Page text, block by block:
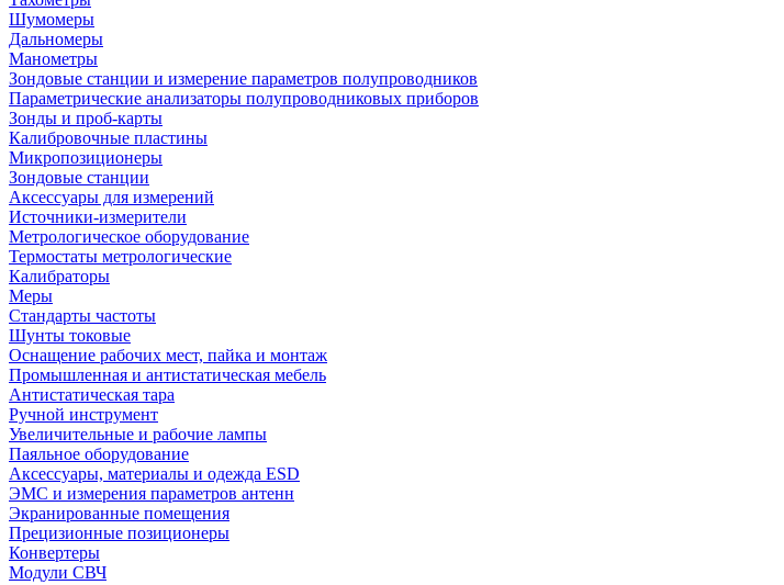
Шумомеры
Дальномеры
Манометры
Зондовые станции и измерение параметров полупроводников
Параметрические анализаторы полупроводниковых приборов
Зонды и проб-карты
Калибровочные пластины
Микропозиционеры
Зондовые станции
Аксессуары для измерений
Источники-измерители
Метрологическое оборудование
Термостаты метрологические
Калибраторы
Меры
Стандарты частоты
Шунты токовые
Оснащение рабочих мест, пайка и монтаж
Промышленная и антистатическая мебель
Антистатическая тара
Ручной инструмент
Увеличительные и рабочие лампы
Паяльное оборудование
Аксессуары, материалы и одежда ESD
ЭМС и измерения параметров антенн
Экранированные помещения
Прецизионные позиционеры
Конвертеры
Модули СВЧ